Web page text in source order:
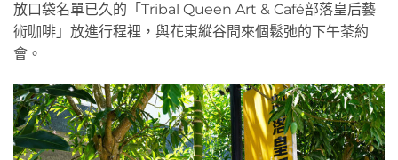
放口袋名單已久的「Tribal Queen Art & Café部落皇后藝
術咖啡」放進行程裡，與花東縱谷間來個鬆弛的下午茶約
會。